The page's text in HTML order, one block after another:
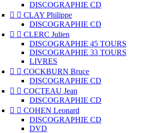
DISCOGRAPHIE CD
  CLAY Philippe
DISCOGRAPHIE CD
  CLERC Julien
DISCOGRAPHIE 45 TOURS
DISCOGRAPHIE 33 TOURS
LIVRES
  COCKBURN Bruce
DISCOGRAPHIE CD
  COCTEAU Jean
DISCOGRAPHIE CD
  COHEN Leonard
DISCOGRAPHIE CD
DVD